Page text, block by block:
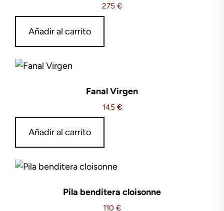
275 €
Añadir al carrito
Fanal Virgen
145 €
Añadir al carrito
Pila benditera cloisonne
110 €